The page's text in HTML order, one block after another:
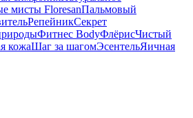
мисты FloresanПальмовый
РепейникСекрет
Фитнес BodyФлёрисЧистый
кожаШаг за шагомЭсентельЯичная